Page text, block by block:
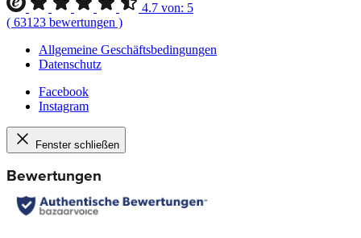
4.7 von: 5
( 63123 bewertungen )
Allgemeine Geschäftsbedingungen
Datenschutz
Facebook
Instagram
Fenster schließen